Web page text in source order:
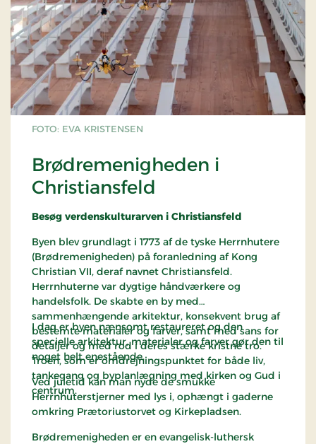
FOTO: EVA KRISTENSEN
Brødremenigheden i
Christiansfeld
Besøg verdenskulturarven i Christiansfeld
Byen blev grundlagt i 1773 af de tyske Herrnhutere
(Brødremenigheden) på foranledning af Kong
Christian VII, deraf navnet Christiansfeld.
Herrnhuterne var dygtige håndværkere og
handelsfolk. De skabte en by med
sammenhængende arkitektur, konsekvent brug af
bestemte materialer og farver, samt med sans for
detaljer og med rod i deres stærke kristne tro.
Troen, som er omdrejningspunktet for både liv,
tankegang og byplanlægning med kirken og Gud i
centrum.
I dag er byen nænsomt restaureret og den
specielle arkitektur, materialer og farver gør den til
noget helt enestående.
Ved juletid kan man nyde de smukke
Herrnhuterstjerner med lys i, ophængt i gaderne
omkring Prætoriustorvet og Kirkepladsen.
Brødremenigheden er en evangelisk-luthersk